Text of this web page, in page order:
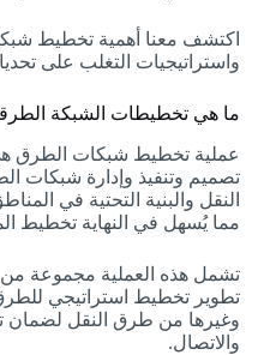
اكتشف معنا أهمية تخطيط
واستراتيجيات التغلب على
ما هي تخطيطات الشبكة
عملية تخطيط شبكات الطرق
تصميم وتنفيذ وإدارة شبكات
النقل والبنية التحتية في
مما يُسهل في النهاية تخطيط
تشمل هذه العملية مجموعة من
تطوير تخطيط استراتيجي
وغيرها من طرق النقل
والاتصال.